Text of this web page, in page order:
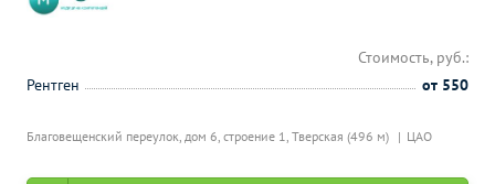
Благовещенский переулок, дом 6, строение 1, Тверская (496 м) ЦАО
Стоимость, руб.:
Рентген
от 550